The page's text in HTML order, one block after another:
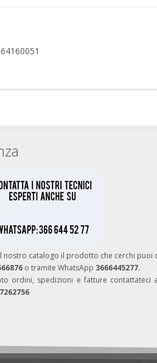
nostro catalogo il prodotto che cerchi puoi
o tramite WhatsApp 3666445277.
ordini, spedizioni e fatture contattateci